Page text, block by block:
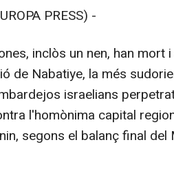
PRESS) -
inclòs un nen, han mort
de Nabatiye, la més
israelians
l'homònima capital
segons el balanç final del